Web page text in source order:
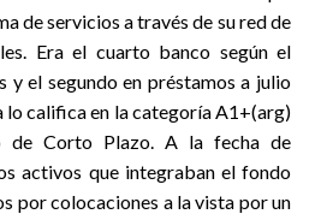
de servicios a través de su red de
Era el cuarto banco según el
y el segundo en préstamos a julio
lo califica en la categoría A1+(arg)
de Corto Plazo. A la fecha de
activos que integraban el fondo
por colocaciones a la vista por un